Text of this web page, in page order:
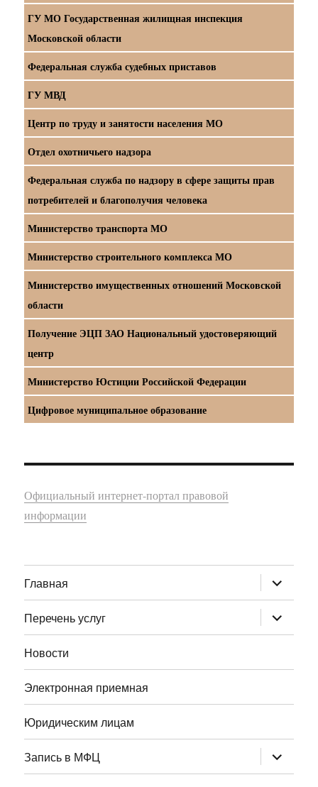
ГУ МО Государственная жилищная инспекция
Московской области
Федеральная служба судебных приставов
ГУ МВД
Центр по труду и занятости населения МО
Отдел охотничьего надзора
Федеральная служба по надзору в сфере защиты прав
потребителей и благополучия человека
Министерство транспорта МО
Министерство строительного комплекса МО
Министерство имущественных отношений Московской
области
Получение ЭЦП ЗАО Национальный удостоверяющий
центр
Министерство Юстиции Российской Федерации
Цифровое муниципальное образование
Официальный интернет-портал правовой
информации
Главная раскрыть
дочернее
меню
Перечень услуг
раскрыть
дочернее
меню
Новости
Электронная приемная
Юридическим лицам
Запись в МФЦ раскрыть
дочернее
меню